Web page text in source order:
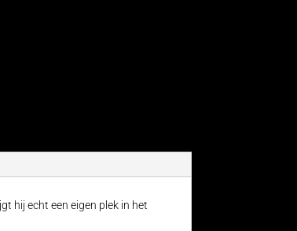
hij echt een eigen plek in het